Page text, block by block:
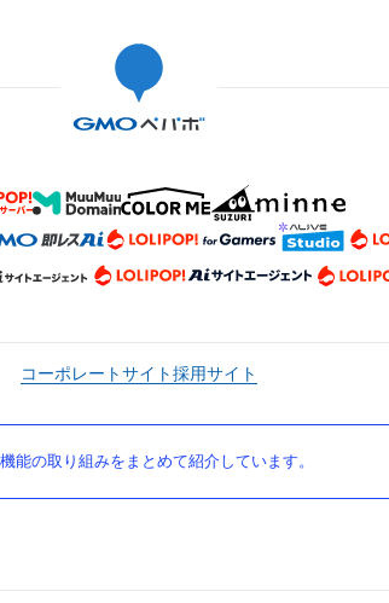
コーポレートサイト採用サイト
能の取り組みをまとめて紹介しています。